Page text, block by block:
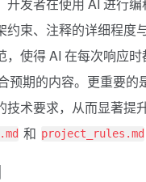
约束、注释的详细程度
，使得 AI 在每次响应
预期的内容。更重要
技术要求，从而显著提
和 project_rules.md